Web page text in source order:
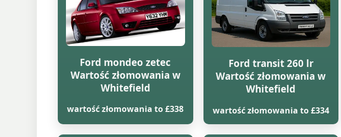
Ford mondeo zetec
Wartość złomowania w
Whitefield
wartość złomowania to £338
Ford transit 260 lr
Wartość złomowania w
Whitefield
wartość złomowania to £334